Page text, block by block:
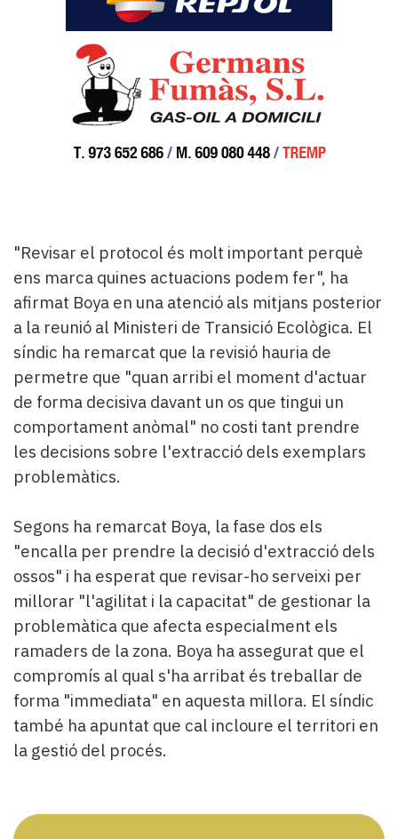
"Revisar el protocol és molt important perquè
ens marca quines actuacions podem fer", ha
afirmat Boya en una atenció als mitjans posterior
a la reunió al Ministeri de Transició Ecològica. El
síndic ha remarcat que la revisió hauria de
permetre que "quan arribi el moment d'actuar
de forma decisiva davant un os que tingui un
comportament anòmal" no costi tant prendre
les decisions sobre l'extracció dels exemplars
problemàtics.
Segons ha remarcat Boya, la fase dos els
"encalla per prendre la decisió d'extracció dels
ossos" i ha esperat que revisar-ho serveixi per
millorar "l'agilitat i la capacitat" de gestionar la
problemàtica que afecta especialment els
ramaders de la zona. Boya ha assegurat que el
compromís al qual s'ha arribat és treballar de
forma "immediata" en aquesta millora. El síndic
també ha apuntat que cal incloure el territori en
la gestió del procés.